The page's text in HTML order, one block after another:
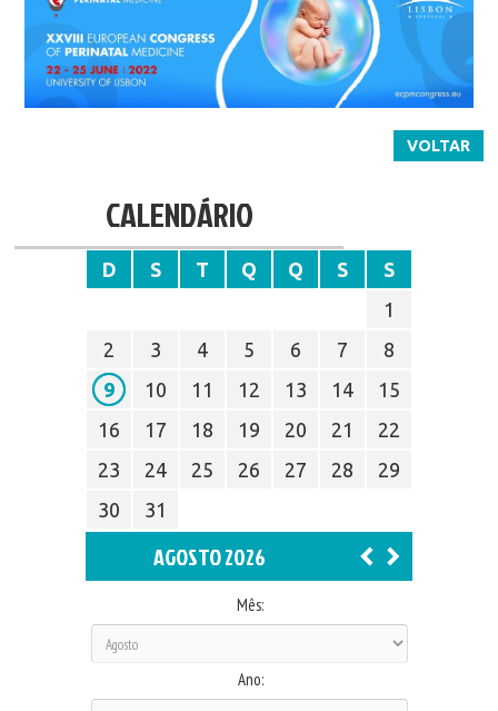
VOLTAR
CALENDÁRIO
D S T Q Q S
S
1
2
3 4 5 6 7
8
9
10 11 12 13 14
15
16
17 18 19 20 21
22
23
24 25 26 27 28
29
30
31
AGOSTO 2026
Mês:
Ano: